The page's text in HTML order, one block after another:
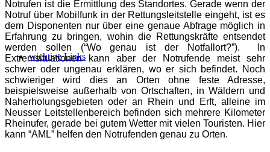
wichtige Links
Notrufen ist die Ermittlung des Standortes. Gerade wenn der
Notruf über Mobilfunk in der Rettungsleitstelle eingeht, ist es
dem Disponenten nur über eine genaue Abfrage möglich in
Erfahrung zu bringen, wohin die Rettungskräfte entsendet
werden sollen (“Wo genau ist der Notfallort?”). In
Extremsituationen kann aber der Notrufende meist sehr
schwer oder ungenau erklären, wo er sich befindet. Noch
schwieriger wird dies an Orten ohne feste Adresse,
beispielsweise außerhalb von Ortschaften, in Wäldern und
Naherholungsgebieten oder an Rhein und Erft, alleine im
Neusser Leitstellenbereich befinden sich mehrere Kilometer
Rheinufer, gerade bei gutem Wetter mit vielen Touristen. Hier
kann “AML” helfen den Notrufenden genau zu Orten.